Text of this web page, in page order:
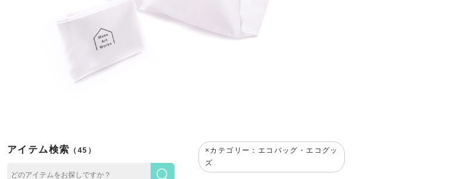
アイテム検索 （45）
カテゴリー：エコバッグ・エコグッ
ズ